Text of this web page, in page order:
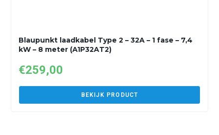
Blaupunkt laadkabel Type 2 – 32A – 1 fase – 7,4
kW – 8 meter (A1P32AT2)
€259,00
BEKIJK PRODUCT